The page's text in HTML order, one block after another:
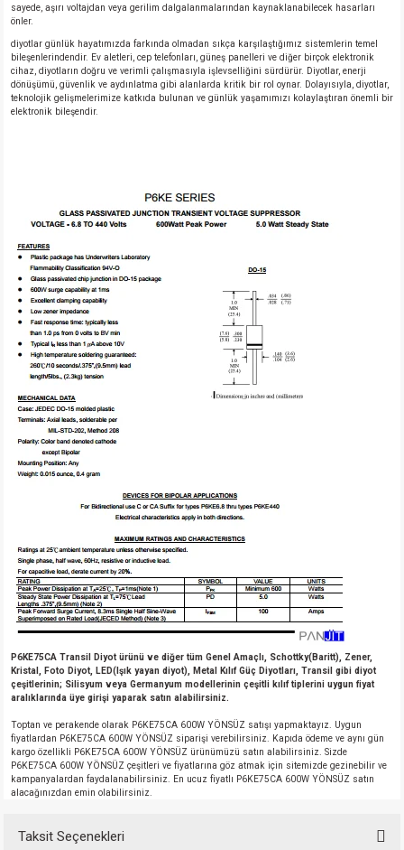
sayede, aşırı voltajdan veya gerilim dalgalanmalarından kaynaklanabilecek hasarları
önler.
diyotlar günlük hayatımızda farkında olmadan sıkça karşılaştığımız sistemlerin temel
bileşenlerindendir. Ev aletleri, cep telefonları, güneş panelleri ve diğer birçok elektronik
cihaz, diyotların doğru ve verimli çalışmasıyla işlevselliğini sürdürür. Diyotlar, enerji
dönüşümü, güvenlik ve aydınlatma gibi alanlarda kritik bir rol oynar. Dolayısıyla, diyotlar,
teknolojik gelişmelerimize katkıda bulunan ve günlük yaşamımızı kolaylaştıran önemli bir
elektronik bileşendir.
P6KE75CA Transil Diyot ürünü ve diğer tüm Genel Amaçlı, Schottky(Baritt), Zener,
Kristal, Foto Diyot, LED(Işık yayan diyot), Metal Kılıf Güç Diyotları, Transil gibi diyot
çeşitlerinin; Silisyum veya Germanyum modellerinin çeşitli kılıf tiplerini uygun fiyat
aralıklarında üye girişi yaparak satın alabilirsiniz.
Toptan ve perakende olarak P6KE75CA 600W YÖNSÜZ satışı yapmaktayız. Uygun
fiyatlardan P6KE75CA 600W YÖNSÜZ siparişi verebilirsiniz. Kapıda ödeme ve aynı gün
kargo özellikli P6KE75CA 600W YÖNSÜZ ürünümüzü satın alabilirsiniz. Sizde
P6KE75CA 600W YÖNSÜZ çeşitleri ve fiyatlarına göz atmak için sitemizde gezinebilir ve
kampanyalardan faydalanabilirsiniz. En ucuz fiyatlı P6KE75CA 600W YÖNSÜZ satın
alacağınızdan emin olabilirsiniz.
Taksit Seçenekleri